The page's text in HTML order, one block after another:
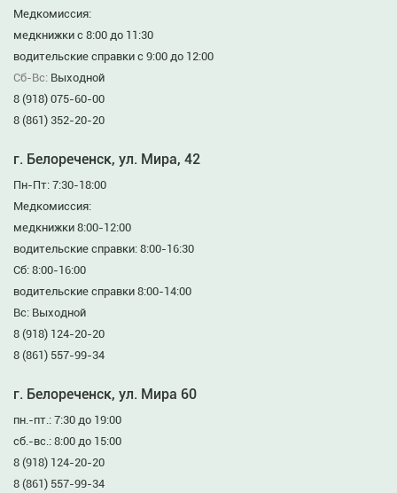
Медкомиссия:
медкнижки с 8:00 до 11:30
водительские справки с 9:00 до 12:00
Сб-Вс: Выходной
8 (918) 075-60-00
8 (861) 352-20-20
г. Белореченск, ул. Мира, 42
Пн-Пт: 7:30-18:00
Медкомиссия:
медкнижки 8:00-12:00
водительские справки: 8:00-16:30
Сб: 8:00-16:00
водительские справки 8:00-14:00
Вс: Выходной
8 (918) 124-20-20
8 (861) 557-99-34
г. Белореченск, ул. Мира 60
пн.-пт.: 7:30 до 19:00
сб.-вс.: 8:00 до 15:00
8 (918) 124-20-20
8 (861) 557-99-34